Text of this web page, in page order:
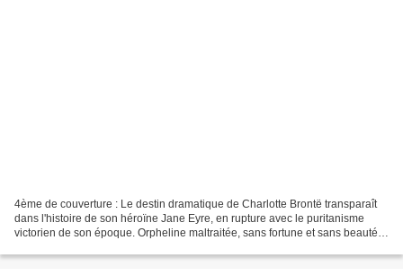
4ème de couverture : Le destin dramatique de Charlotte Brontë transparaît
dans l'histoire de son héroïne Jane Eyre, en rupture avec le puritanisme
victorien de son époque. Orpheline maltraitée, sans fortune et sans beauté,